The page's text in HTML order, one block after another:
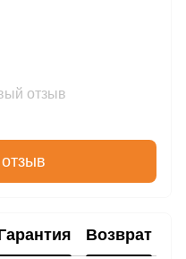
отзыв
Возврат